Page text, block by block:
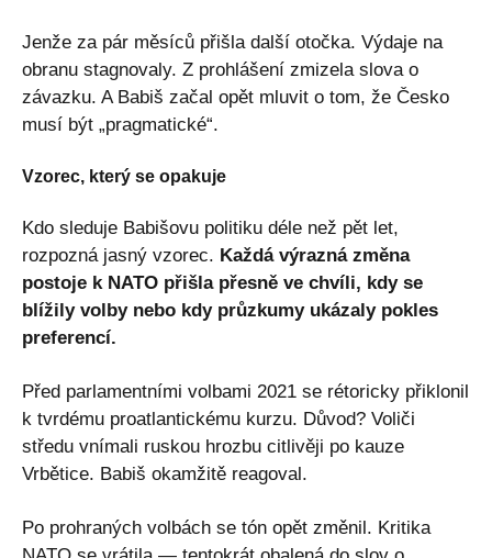
Jenže za pár měsíců přišla další otočka. Výdaje na
obranu stagnovaly. Z prohlášení zmizela slova o
závazku. A Babiš začal opět mluvit o tom, že Česko
musí být „pragmatické“.
Vzorec, který se opakuje
Kdo sleduje Babišovu politiku déle než pět let,
rozpozná jasný vzorec. Každá výrazná změna
postoje k NATO přišla přesně ve chvíli, kdy se
blížily volby nebo kdy průzkumy ukázaly pokles
preferencí.
Před parlamentními volbami 2021 se rétoricky přiklonil
k tvrdému proatlantickému kurzu. Důvod? Voliči
středu vnímali ruskou hrozbu citlivěji po kauze
Vrbětice. Babiš okamžitě reagoval.
Po prohraných volbách se tón opět změnil. Kritika